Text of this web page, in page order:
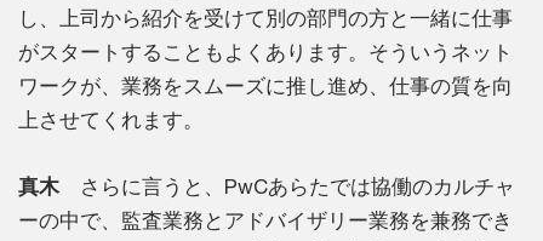
し、上司から紹介を受けて別の部門の方と一緒に仕事
がスタートすることもよくあります。そういうネット
ワークが、業務をスムーズに推し進め、仕事の質を向
上させてくれます。
真木さらに言うと、PwCあらたでは協働のカルチャ
ーの中で、監査業務とアドバイザリー業務を兼務でき